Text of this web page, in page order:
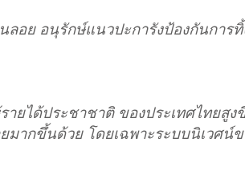
อย อนุรักษ์แนวปะการังป้องกันการ
ายได้ประชาชาติ ของประเทศไทยสู
มากขึ้นด้วย โดยเฉพาะระบบนิเวศน์